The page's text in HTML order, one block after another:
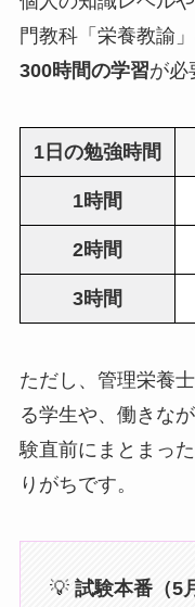
門教科「栄養教諭
300時間の学習が必
1日の勉強時間
1時間
2時間
3時間
ただし、管理栄養
る学生や、働きな
験直前にまとまっ
りがちです。
💡 試験本番（5